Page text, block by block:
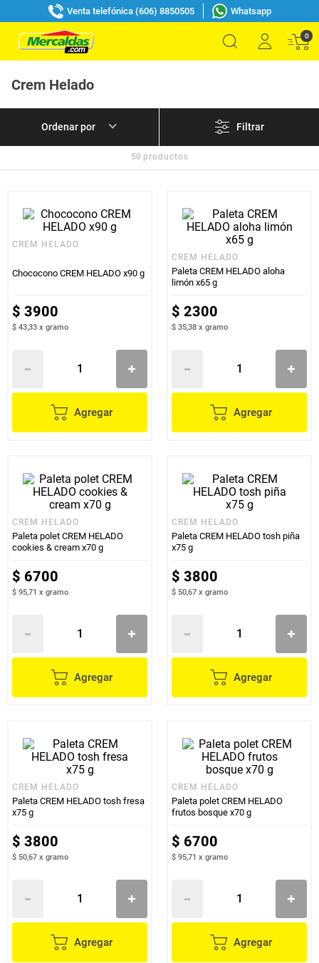
Venta telefónica (606) 8850505 Whatsapp
0
Crem Helado
Filtrar
50 productos
CREM HELADO
Chococono CREM HELADO x90 g
$ 3900
$ 43,33 x gramo
Agregar
CREM HELADO
Paleta CREM HELADO aloha
limón x65 g
$ 2300
$ 35,38 x gramo
Agregar
CREM HELADO
Paleta polet CREM HELADO
cookies & cream x70 g
$ 6700
$ 95,71 x gramo
Agregar
CREM HELADO
Paleta CREM HELADO tosh piña
x75 g
$ 3800
$ 50,67 x gramo
Agregar
CREM HELADO
Paleta CREM HELADO tosh fresa
x75 g
$ 3800
$ 50,67 x gramo
Agregar
CREM HELADO
Paleta polet CREM HELADO
frutos bosque x70 g
$ 6700
$ 95,71 x gramo
Agregar